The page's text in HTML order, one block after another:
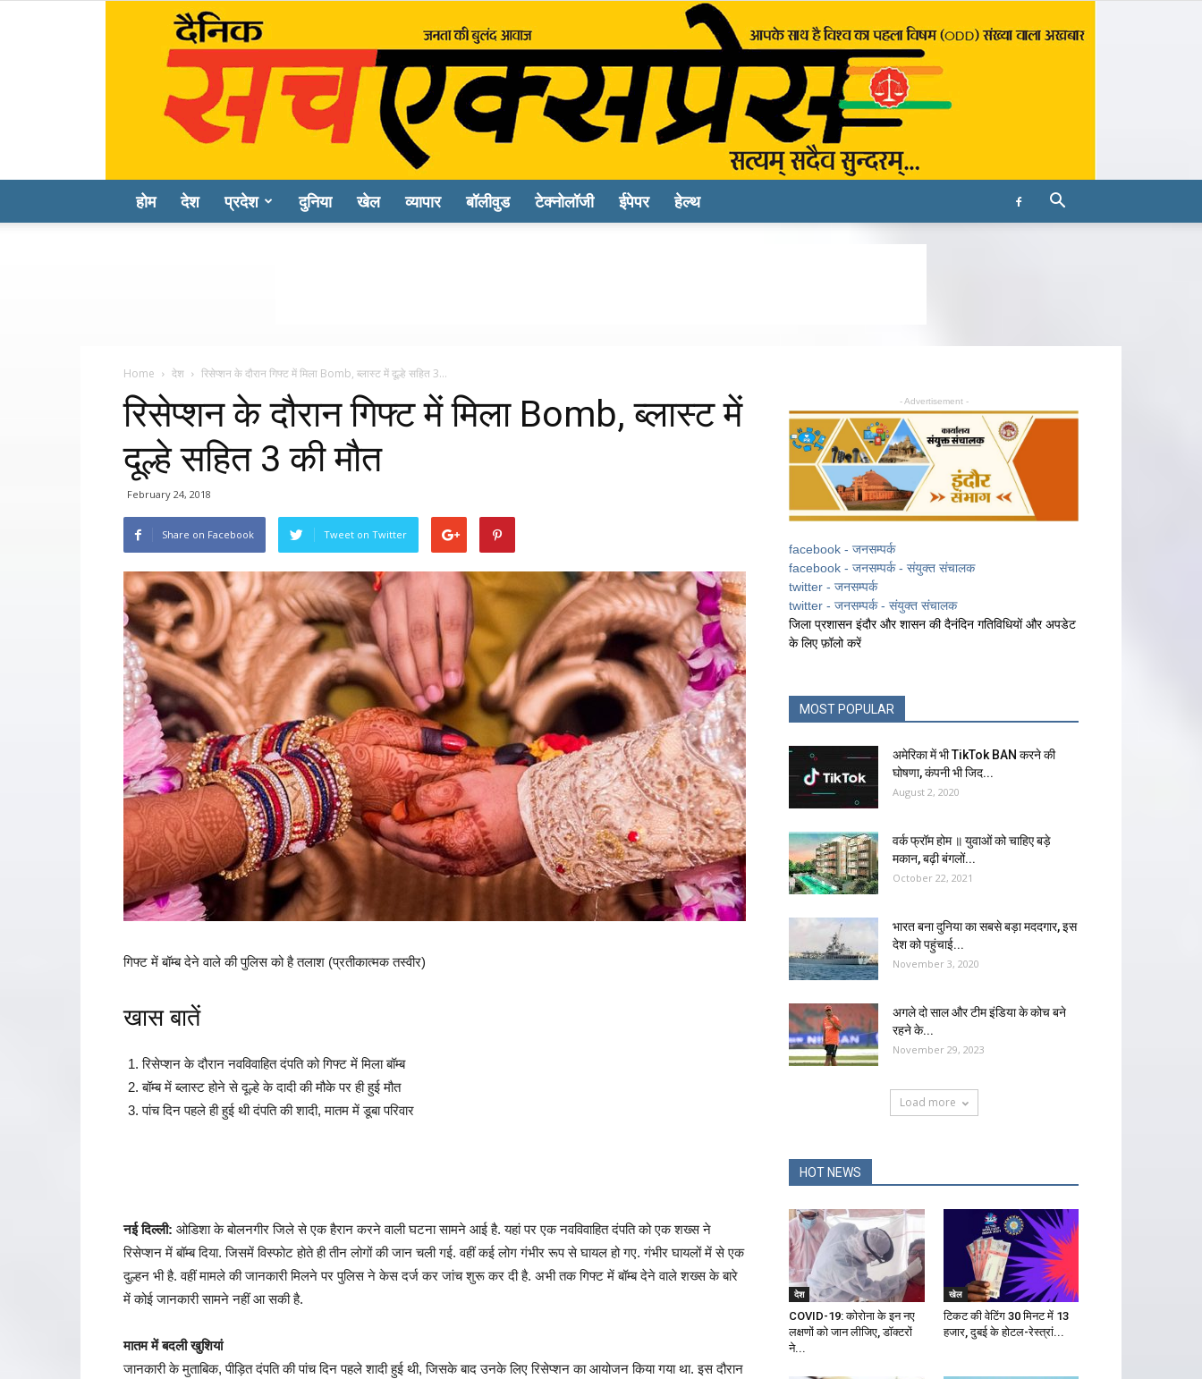
होम देश प्रदेश दुनिया खेल व्यापार बॉलीवुड टेक्नोलॉजी ईपेपर हेल्थ
Home देश रिसेप्शन के दौरान गिफ्ट में मिला Bomb, ब्लास्ट में दूल्हे सहित 3...
रिसेप्शन के दौरान गिफ्ट में मिला Bomb, ब्लास्ट में
दूल्हे सहित 3 की मौत
February 24, 2018
Share on Facebook Tweet on Twitter
गिफ्ट में बॉम्ब देने वाले की पुलिस को है तलाश (प्रतीकात्मक तस्वीर)
खास बातें
रिसेप्शन के दौरान नवविवाहित दंपति को गिफ्ट में मिला बॉम्ब
बॉम्ब में ब्लास्ट होने से दूल्हे के दादी की मौके पर ही हुई मौत
पांच दिन पहले ही हुई थी दंपति की शादी, मातम में डूबा परिवार
नई दिल्ली: ओडिशा के बोलनगीर जिले से एक हैरान करने वाली घटना सामने आई है. यहां पर एक नवविवाहित दंपति को एक शख्स ने
रिसेप्शन में बॉम्ब दिया. जिसमें विस्फोट होते ही तीन लोगों की जान चली गई. वहीं कई लोग गंभीर रूप से घायल हो गए. गंभीर घायलों में से एक
दुल्हन भी है. वहीं मामले की जानकारी मिलने पर पुलिस ने केस दर्ज कर जांच शुरू कर दी है. अभी तक गिफ्ट में बॉम्ब देने वाले शख्स के बारे
में कोई जानकारी सामने नहीं आ सकी है.
मातम में बदली खुशियां
जानकारी के मुताबिक, पीड़ित दंपति की पांच दिन पहले शादी हुई थी, जिसके बाद उनके लिए रिसेप्शन का आयोजन किया गया था. इस दौरान
- Advertisement -
facebook - जनसम्पर्क
facebook - जनसम्पर्क - संयुक्त संचालक
twitter - जनसम्पर्क
twitter - जनसम्पर्क - संयुक्त संचालक
जिला प्रशासन इंदौर और शासन की दैनंदिन गतिविधियों और अपडेट
के लिए फ़ॉलो करें
MOST POPULAR
अमेरिका में भी TikTok BAN करने की
घोषणा, कंपनी भी जिद...
August 2, 2020
वर्क फ्रॉम होम ॥ युवाओं को चाहिए बड़े
मकान, बढ़ी बंगलों...
October 22, 2021
भारत बना दुनिया का सबसे बड़ा मददगार, इस
देश को पहुंचाई...
November 3, 2020
अगले दो साल और टीम इंडिया के कोच बने
रहने के...
November 29, 2023
Load more
HOT NEWS
देश
COVID-19: कोरोना के इन नए
लक्षणों को जान लीजिए, डॉक्टरों
ने...
खेल
टिकट की वेटिंग 30 मिनट में 13
हजार, दुबई के होटल-रेस्त्रां...